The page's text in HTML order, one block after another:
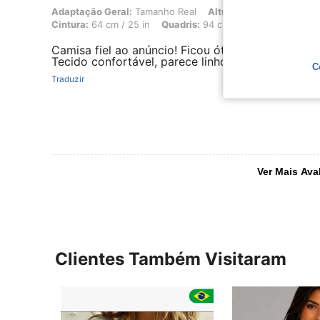
Adaptação Geral: Tamanho Real, Altura: 162 cm / 64 in, Peso: 53
Adaptação Geral: Tamanho Real Altura:
Cintura: 64 cm / 25 in Quadris: 94 cm / 37 in
Camisa fiel ao anúncio! Ficou ótima e tamanho
Tecido confortável, parece linho. Super
Traduzir
Ver Mais
Clientes Também Visitaram